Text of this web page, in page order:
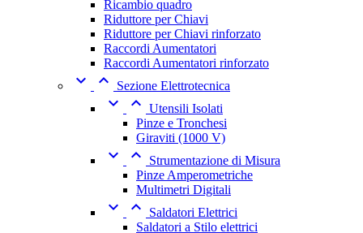
Ricambio quadro
Riduttore per Chiavi
Riduttore per Chiavi rinforzato
Raccordi Aumentatori
Raccordi Aumentatori rinforzato
  Sezione Elettrotecnica
  Utensili Isolati
Pinze e Tronchesi
Giraviti (1000 V)
 
Strumentazione di Misura
Pinze Amperometriche
Multimetri Digitali
 
Saldatori Elettrici
Saldatori a Stilo elettrici